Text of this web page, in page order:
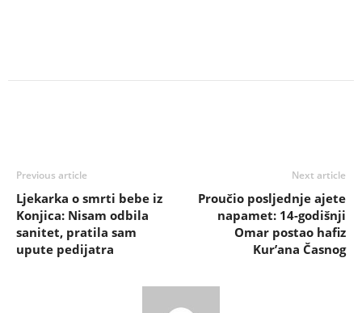
Previous article
Ljekarka o smrti bebe iz
Konjica: Nisam odbila
sanitet, pratila sam
upute pedijatra
Next article
Proučio posljednje ajete
napamet: 14-godišnji
Omar postao hafiz
Kur’ana Časnog